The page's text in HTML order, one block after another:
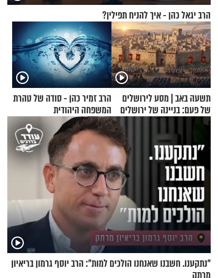
הרב יגאל כהן - איך להניח תפילין?
תשעה באב | מסע לירושלים
של פעם: בניינה של ירושלים
הרב זמיר כהן - סודה של טהרת
המשפחה היהודית
"נתקענו. חשבנו שאנחנו הולכים למות": הרב יוסף גרמון בריאיון